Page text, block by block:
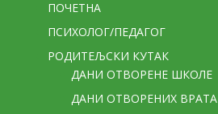
ПОЧЕТНА
ПСИХОЛОГ/ПЕДАГОГ
РОДИТЕЉСКИ КУТАК
ДАНИ ОТВОРЕНЕ ШКОЛЕ
ДАНИ ОТВОРЕНИХ ВРАТА